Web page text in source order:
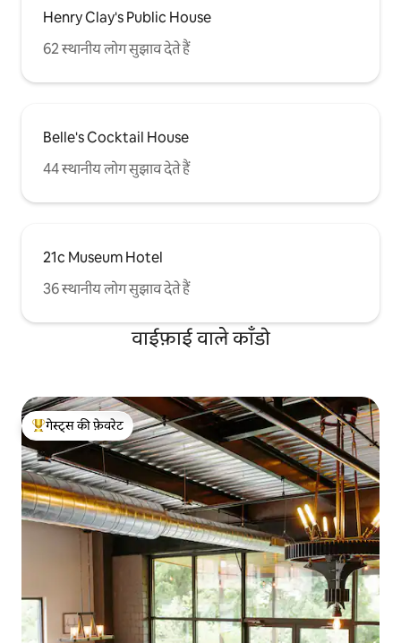
Henry Clay's Public House
62 स्थानीय लोग सुझाव देते हैं
Belle's Cocktail House
44 स्थानीय लोग सुझाव देते हैं
21c Museum Hotel
36 स्थानीय लोग सुझाव देते हैं
वाईफ़ाई वाले काँडो
गेस्ट्स का टॉप फ़ेवरेट
गेस्ट्स की फ़ेवरेट